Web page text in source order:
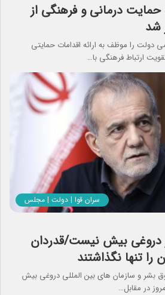
حمایت درمانی و فرهنگی از
شد
دولت را موظف به ارائه اقدامات حمایتی
ارتباط فرهنگی با…
سران قوا | دولت | مجلس
دروغی بیش نیست/قدردان
را تنها نگذاشتند
بشر و سازمان های بین المللی دروغی بیش
در مقابل…